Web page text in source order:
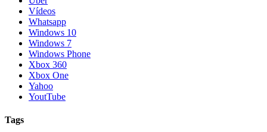
Vídeos
Whatsapp
Windows 10
Windows 7
Windows Phone
Xbox 360
Xbox One
Yahoo
YoutTube
Tags